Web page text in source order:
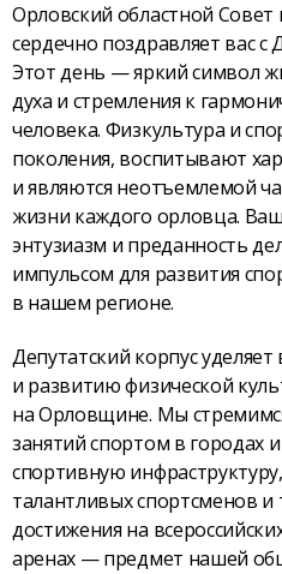
Орловский областной
сердечно поздравляет вас с
Этот день — яркий символ
духа и стремления к
человека. Физкультура и
поколения, воспитывают
и являются неотъемлемой
жизни каждого орловца.
энтузиазм и преданность
импульсом для развития
в нашем регионе.
Депутатский корпус
и развитию физической
на Орловщине. Мы
занятий спортом в городах
спортивную
талантливых спортсменов
достижения на
аренах — предмет нашей